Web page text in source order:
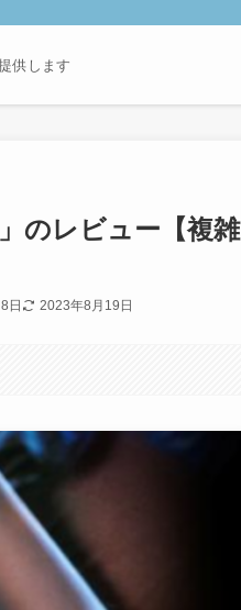
供します
のレビュー【複雑
日 2023年8月19日